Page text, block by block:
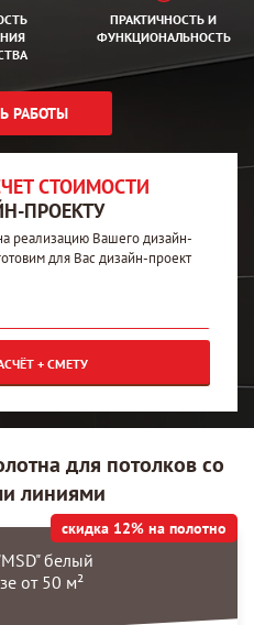
ПРАКТИЧНОСТЬ И
ФУНКЦИОНАЛЬНОСТЬ
РАБОТЫ
CТОИМОСТИ
ПРОЕКТУ
реализацию Вашего дизайн-
для Вас дизайн-проект
+ СМЕТУ
для потолков со
линиями
белый
от 50 м²
скидка 12% на полотно